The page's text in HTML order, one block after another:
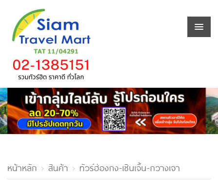
หน้าหลัก สินค้า ทัวร์ฮ่องกง-เซินเจิ้น-กวางเจา